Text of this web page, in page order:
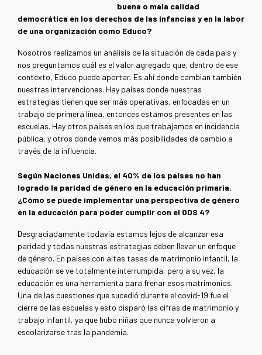
buena o mala calidad
democrática en los derechos de las infancias y en la labor
de una organización como Educo?
Nosotros realizamos un análisis de la situación de cada país y
nos preguntamos cuál es el valor agregado que, dentro de ese
contexto, Educo puede aportar. Es ahí donde cambian también
nuestras intervenciones. Hay países donde nuestras
estrategias tienen que ser más operativas, enfocadas en un
trabajo de primera línea, entonces estamos presentes en las
escuelas. Hay otros países en los que trabajamos en incidencia
pública, y otros donde vemos más posibilidades de cambio a
través de la influencia.
Según Naciones Unidas, el 40% de los países no han
logrado la paridad de género en la educación primaria.
¿Cómo se puede implementar una perspectiva de género
en la educación para poder cumplir con el ODS 4?
Desgraciadamente todavía estamos lejos de alcanzar esa
paridad y todas nuestras estrategias deben llevar un enfoque
de género. En países con altas tasas de matrimonio infantil, la
educación se ve totalmente interrumpida, pero a su vez, la
educación es una herramienta para frenar esos matrimonios.
Una de las cuestiones que sucedió durante el covid-19 fue el
cierre de las escuelas y esto disparó las cifras de matrimonio y
trabajo infantil, ya que hubo niñas que nunca volvieron a
escolarizarse tras la pandemia.